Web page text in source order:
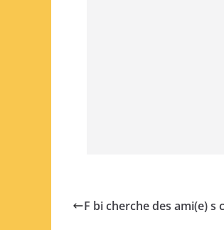
F bi cherche des ami(e) s